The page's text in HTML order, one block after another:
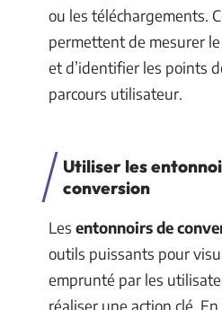
ou les téléchargements.
permettent de mesurer
et d’identifier les points
parcours utilisateur.
Utiliser les
conversion
Les entonnoirs de
outils puissants pour
emprunté par les
réaliser une action clé.